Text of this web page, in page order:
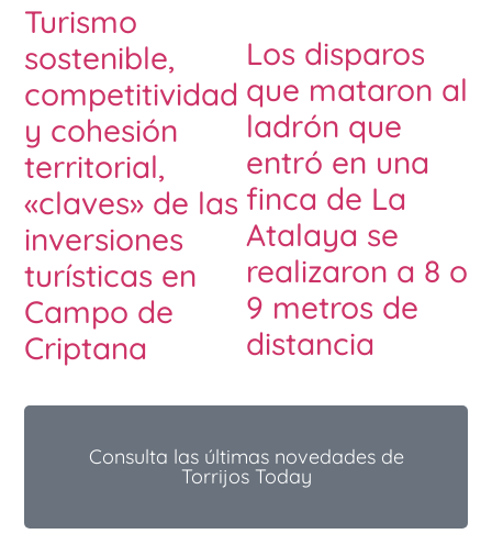
Turismo
sostenible,
competitividad
y cohesión
territorial,
«claves» de las
inversiones
turísticas en
Campo de
Criptana
Los disparos
que mataron al
ladrón que
entró en una
finca de La
Atalaya se
realizaron a 8 o
9 metros de
distancia
Consulta las últimas novedades de
Torrijos Today